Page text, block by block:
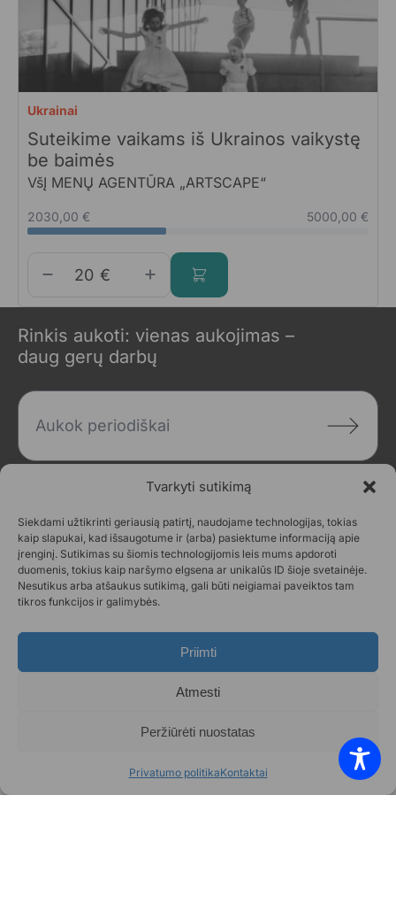
Tvarkyti sutikimą
Siekdami užtikrinti geriausią patirtį, naudojame technologijas, tokias
kaip slapukai, kad išsaugotume ir (arba) pasiektume informaciją apie
įrenginį. Sutikimas su šiomis technologijomis leis mums apdoroti
duomenis, tokius kaip naršymo elgsena ar unikalūs ID šioje svetainėje.
Nesutikus arba atšaukus sutikimą, gali būti neigiamai paveiktos tam
tikros funkcijos ir galimybės.
Priimti
Atmesti
Peržiūrėti nuostatas
Privatumo politikaKontaktai
Rinkis aukoti: vienas aukojimas –
daug gerų darbų
Aukok periodiškai
Ukrainai
Suteikime vaikams iš Ukrainos vaikystę
be baimės
VšĮ MENŲ AGENTŪRA „ARTSCAPE“
2030,00 € 5000,00 €
€
VšĮ „Geros valios projektai”
Įmonės kodas 301678868
+370 698 24305 (verslo partnerystėms)